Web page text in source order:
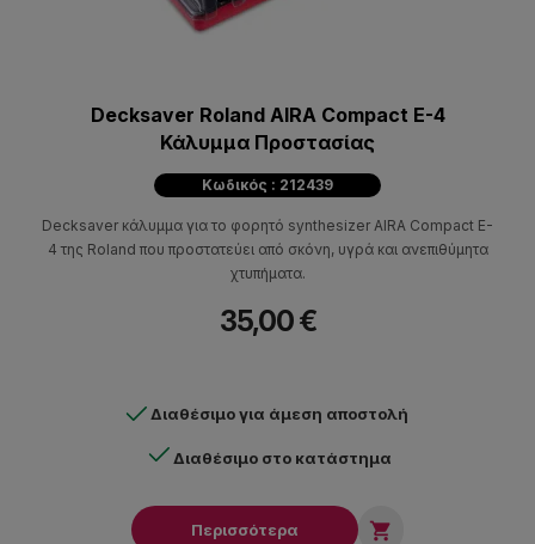
Decksaver Roland AIRA Compact E-4
Κάλυμμα Προστασίας
Κωδικός : 212439
Decksaver κάλυμμα για το φορητό synthesizer AIRA Compact E-
4 της Roland που προστατεύει από σκόνη, υγρά και ανεπιθύμητα
χτυπήματα.
35,00 €
Διαθέσιμο για άμεση αποστολή
Διαθέσιμο στο κατάστημα
Περισσότερα 